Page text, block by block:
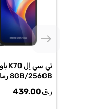
east
8GB/256GB رمادي
ر.ق439.00